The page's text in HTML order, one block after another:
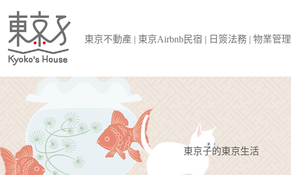
要
內
容
東京不動產 | 東京Airbnb民宿 | 日簽法務 | 物業管理
東京子的東京生活